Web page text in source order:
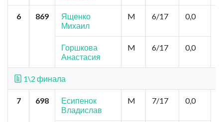
6 869
Ященко
Михаил
M 6/17 0,0
Горшкова
Анастасия
M 6/17 0,0
1\2 финала
7 698
Есипенок
Владислав
M 7/17 0,0